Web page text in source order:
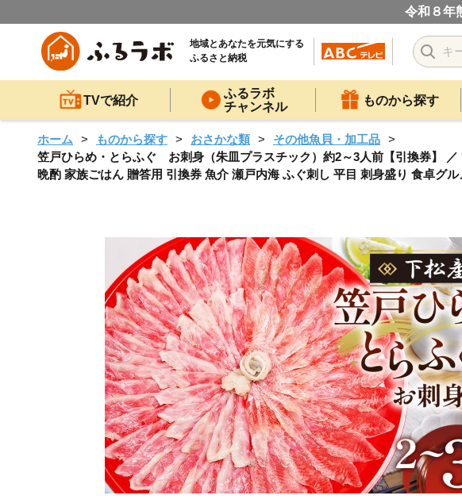
令和８年
地域とあなたを元気にする
ふるさと納税
TVで紹介
ふるラボ
チャンネル
ものから探す
ホーム ものから探す おさかな類
その他魚貝・加工品
笠戸ひらめ・とらふぐ お刺身（朱皿プラスチック）約2～3人前【引換券】
晩酌 家族ごはん 贈答用 引換券 魚介 瀬戸内海 ふぐ刺し 平目 刺身盛り 食卓グ